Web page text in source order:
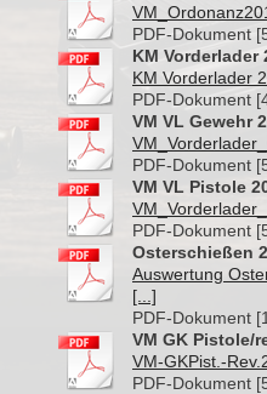
PDF-Dokument
KM Vorderlader
KM Vorderlader
PDF-Dokument
VM VL Gewehr
PDF-Dokument
VM VL Pistole
PDF-Dokument
Osterschießen
Auswertung
[...]
PDF-Dokument
VM GK Pistole/
VM-GKPist.-
PDF-Dokument